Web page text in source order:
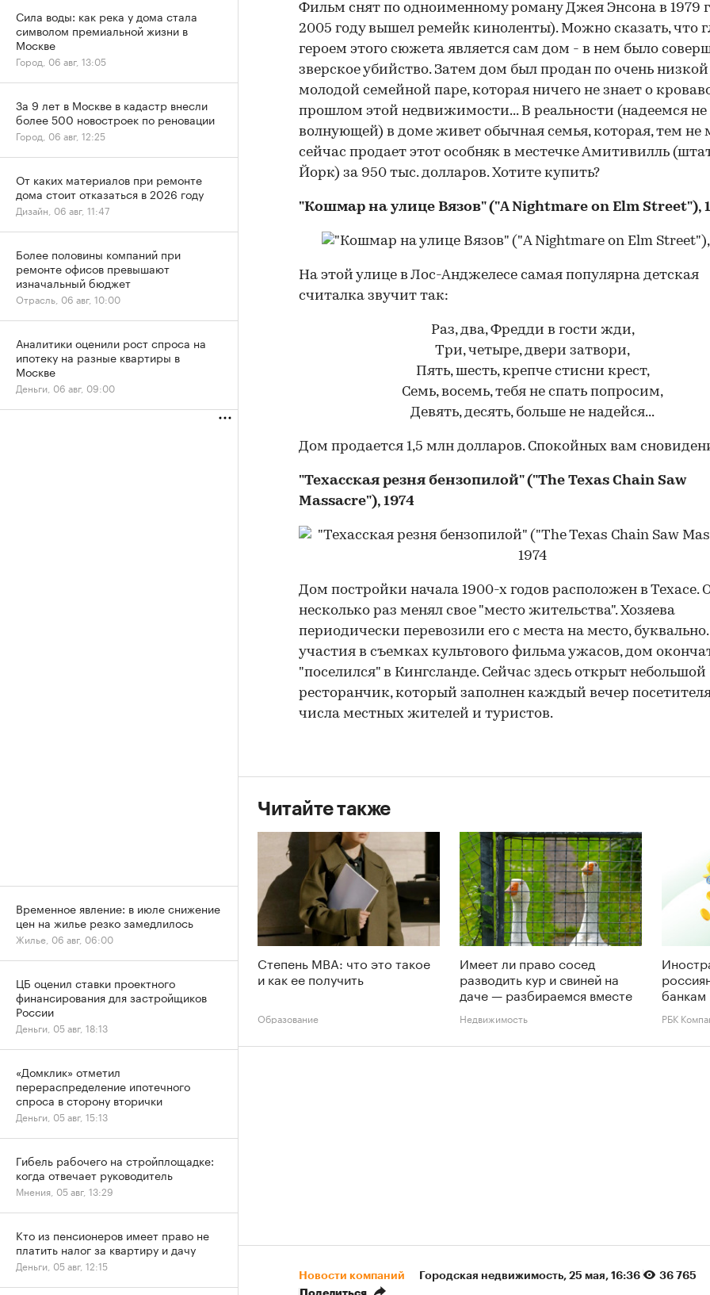
Фильм снят по одноименному роману Джея Энсона в 1979
2005 году вышел ремейк киноленты). Можно сказать, что
героем этого сюжета является сам дом - в нем было
зверское убийство. Затем дом был продан по очень
молодой семейной паре, которая ничего не знает о
прошлом этой недвижимости... В реальности (надеемся не
волнующей) в доме живет обычная семья, которая, тем не
сейчас продает этот особняк в местечке Амитивилль
Йорк) за 950 тыс. долларов. Хотите купить?
"Кошмар на улице Вязов" ("A Nightmare on Elm Street"),
На этой улице в Лос-Анджелесе самая популярна детская
считалка звучит так:
Раз, два, Фредди в гости жди,
Три, четыре, двери затвори,
Пять, шесть, крепче стисни крест,
Семь, восемь, тебя не спать попросим,
Девять, десять, больше не надейся...
Дом продается 1,5 млн долларов. Спокойных вам
"Техасская резня бензопилой" ("The Texas Chain Saw
Massacre"), 1974
Дом постройки начала 1900-х годов расположен в Техасе.
несколько раз менял свое "место жительства". Хозяева
периодически перевозили его с места на место,
участия в съемках культового фильма ужасов, дом
"поселился" в Кингсланде. Сейчас здесь открыт небольшой
ресторанчик, который заполнен каждый вечер
числа местных жителей и туристов.
Читайте также
Степень MBA: что это такое
и как ее получить
Образование
Имеет ли право сосед
разводить кур и свиней на
даче — разбираемся вместе
Недвижимость
банкам
РБК
Новости компаний Городская недвижимость⁠, 25 мая, 16:36
36 765
Поделиться
Сила воды: как река у дома стала
символом премиальной жизни в
Москве
Город, 06 авг, 13:05
За 9 лет в Москве в кадастр внесли
более 500 новостроек по реновации
Город, 06 авг, 12:25
От каких материалов при ремонте
дома стоит отказаться в 2026 году
Дизайн, 06 авг, 11:47
Более половины компаний при
ремонте офисов превышают
изначальный бюджет
Отрасль, 06 авг, 10:00
Аналитики оценили рост спроса на
ипотеку на разные квартиры в
Москве
Деньги, 06 авг, 09:00
Временное явление: в июле снижение
цен на жилье резко замедлилось
Жилье, 06 авг, 06:00
ЦБ оценил ставки проектного
финансирования для застройщиков
России
Деньги, 05 авг, 18:13
«Домклик» отметил
перераспределение ипотечного
спроса в сторону вторички
Деньги, 05 авг, 15:13
Гибель рабочего на стройплощадке:
когда отвечает руководитель
Мнения, 05 авг, 13:29
Кто из пенсионеров имеет право не
платить налог за квартиру и дачу
Деньги, 05 авг, 12:15